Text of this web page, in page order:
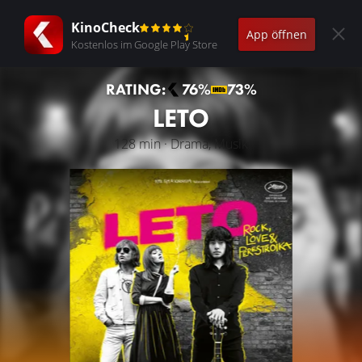
KinoCheck
Kostenlos im Google Play Store
App öffnen
RATING: 76% 73%
LETO
128 min · Drama, Musik